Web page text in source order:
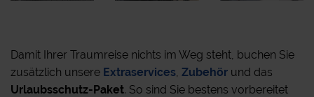
Damit Ihrer Traumreise nichts im Weg steht, buchen Sie
zusätzlich unsere Extraservices, Zubehör und das
Urlaubsschutz-Paket. So sind Sie bestens vorbereitet